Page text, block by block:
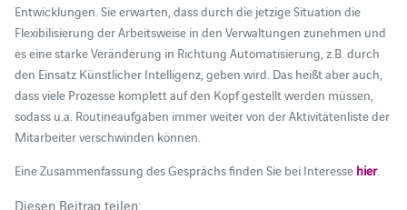
Entwicklungen. Sie erwarten, dass durch die jetzige Situation die
Flexibilisierung der Arbeitsweise in den Verwaltungen zunehmen und
es eine starke Veränderung in Richtung Automatisierung, z.B. durch
den Einsatz Künstlicher Intelligenz, geben wird. Das heißt aber auch,
dass viele Prozesse komplett auf den Kopf gestellt werden müssen,
sodass u.a. Routineaufgaben immer weiter von der Aktivitätenliste der
Mitarbeiter verschwinden können.
Eine Zusammenfassung des Gesprächs finden Sie bei Interesse hier.
Diesen Beitrag teilen: